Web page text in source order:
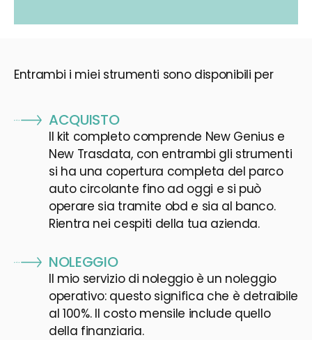
Entrambi i miei strumenti sono disponibili per
ACQUISTO
Il kit completo comprende New Genius e
New Trasdata, con entrambi gli strumenti
si ha una copertura completa del parco
auto circolante fino ad oggi e si può
operare sia tramite obd e sia al banco.
Rientra nei cespiti della tua azienda.
NOLEGGIO
Il mio servizio di noleggio è un noleggio
operativo: questo significa che è detraibile
al 100%. Il costo mensile include quello
della finanziaria.